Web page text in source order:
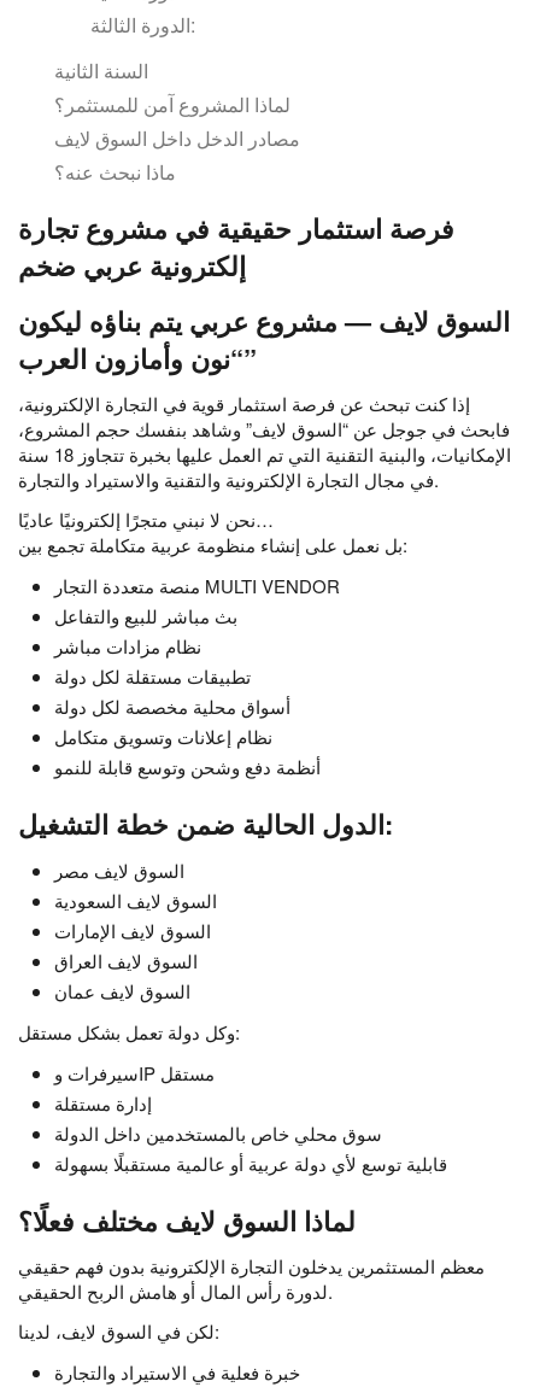
الدورة الثالثة:
السنة الثانية
لماذا المشروع آمن للمستثمر؟
مصادر الدخل داخل السوق لايف
ماذا نبحث عنه؟
فرصة استثمار حقيقية في مشروع تجارة
إلكترونية عربي ضخم
السوق لايف — مشروع عربي يتم بناؤه ليكون
“نون وأمازون العرب”
إذا كنت تبحث عن فرصة استثمار قوية في التجارة الإلكترونية،
فابحث في جوجل عن “السوق لايف” وشاهد بنفسك حجم المشروع،
الإمكانيات، والبنية التقنية التي تم العمل عليها بخبرة تتجاوز 18 سنة
في مجال التجارة الإلكترونية والتقنية والاستيراد والتجارة.
نحن لا نبني متجرًا إلكترونيًا عاديًا…
بل نعمل على إنشاء منظومة عربية متكاملة تجمع بين:
منصة متعددة التجار MULTI VENDOR
بث مباشر للبيع والتفاعل
نظام مزادات مباشر
تطبيقات مستقلة لكل دولة
أسواق محلية مخصصة لكل دولة
نظام إعلانات وتسويق متكامل
أنظمة دفع وشحن وتوسع قابلة للنمو
الدول الحالية ضمن خطة التشغيل:
السوق لايف مصر
السوق لايف السعودية
السوق لايف الإمارات
السوق لايف العراق
السوق لايف عمان
وكل دولة تعمل بشكل مستقل:
سيرفرات وIP مستقل
إدارة مستقلة
سوق محلي خاص بالمستخدمين داخل الدولة
قابلية توسع لأي دولة عربية أو عالمية مستقبلًا بسهولة
لماذا السوق لايف مختلف فعلًا؟
معظم المستثمرين يدخلون التجارة الإلكترونية بدون فهم حقيقي
لدورة رأس المال أو هامش الربح الحقيقي.
لكن في السوق لايف، لدينا:
خبرة فعلية في الاستيراد والتجارة